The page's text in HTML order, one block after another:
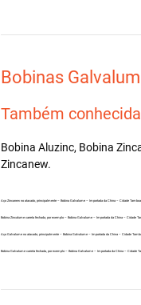
Bobinas
Também
Bobina Aluzinc, Bobina
Zincanew.
Aço Zincanew no atacado, principalmente – Bobina Galvalume – Importada da China – Cidade
Bobina Zincalume carreta fechada, por exemplo – Bobina Galvalume – Importada da China – Cidade
Aço Galvalume no atacado, principalmente – Bobina Galvalume – Importada da China – Cidade
Bobina Galvalume carreta fechada, por exemplo – Bobina Galvalume – Importada da China – Cidade